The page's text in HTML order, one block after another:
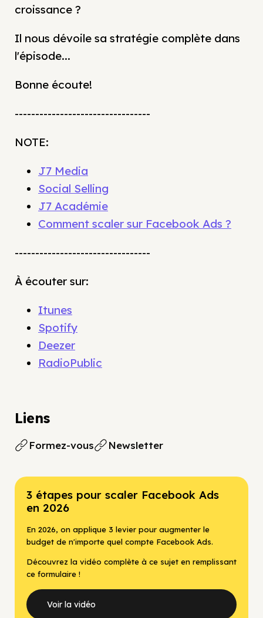
croissance ?
Il nous dévoile sa stratégie complète dans
l'épisode...
Bonne écoute!
---------------------------------
NOTE:
J7 Media
Social Selling
J7 Académie
Comment scaler sur Facebook Ads ?
---------------------------------
À écouter sur:
Itunes
Spotify
Deezer
RadioPublic
Liens
Formez-vous Newsletter
3 étapes pour scaler Facebook Ads
en 2026
En 2026, on applique 3 levier pour augmenter le
budget de n'importe quel compte Facebook Ads.
Découvrez la vidéo complète à ce sujet en remplissant
ce formulaire !
Voir la vidéo